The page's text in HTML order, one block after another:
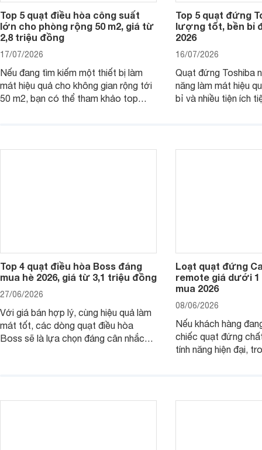
Top 5 quạt điều hòa công suất
lớn cho phòng rộng 50 m2, giá từ
2,8 triệu đồng
17/07/2026
Nếu đang tìm kiếm một thiết bị làm
mát hiệu quả cho không gian rộng tới
50 m2, bạn có thể tham khảo top
Top 5 quạt đứng
lượng tốt, bền bỉ
2026
16/07/2026
Quạt đứng Toshiba
năng làm mát hiệu
bỉ và nhiều tiện ích
Top 4 quạt điều hòa Boss đáng
mua hè 2026, giá từ 3,1 triệu đồng
27/06/2026
Với giá bán hợp lý, cùng hiệu quả làm
mát tốt, các dòng quạt điều hòa
Boss sẽ là lựa chọn đáng cân nhắc
Loạt quạt đứng
remote giá dưới
mua 2026
08/06/2026
Nếu khách hàng
chiếc quạt đứng
tính năng hiện đại,